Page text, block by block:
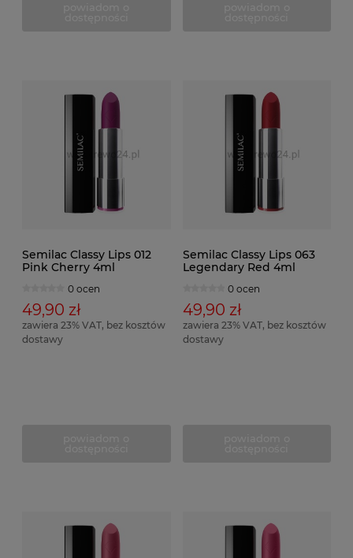
Semilac Classy Lips 012
Pink Cherry 4ml
0 ocen
49,90 zł
zawiera 23% VAT, bez kosztów
dostawy
Semilac Classy Lips 063
Legendary Red 4ml
0 ocen
49,90 zł
zawiera 23% VAT, bez kosztów
dostawy